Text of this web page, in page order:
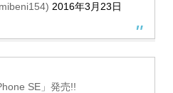
2016年3月23日
SE」発売!!